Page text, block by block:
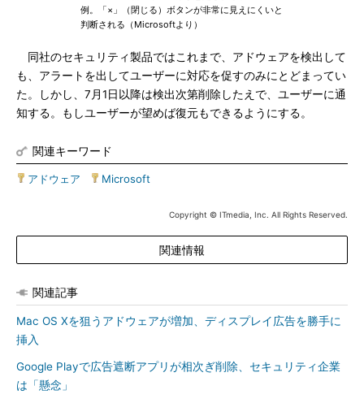
例。「×」（閉じる）ボタンが非常に見えにくいと
判断される（Microsoftより）
同社のセキュリティ製品ではこれまで、アドウェアを検出して
も、アラートを出してユーザーに対応を促すのみにとどまってい
た。しかし、7月1日以降は検出次第削除したえで、ユーザーに通
知する。もしユーザーが望めば復元もできるようにする。
関連キーワード
アドウェア Microsoft
Copyright © ITmedia, Inc. All Rights Reserved.
関連情報
関連記事
Mac OS Xを狙うアドウェアが増加、ディスプレイ広告を勝手に
挿入
Google Playで広告遮断アプリが相次ぎ削除、セキュリティ企業
は「懸念」